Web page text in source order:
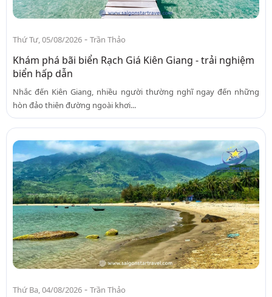
Thứ Tư, 05/08/2026 - Trần Thảo
Khám phá bãi biển Rạch Giá Kiên Giang - trải nghiệm
biển hấp dẫn
Nhắc đến Kiên Giang, nhiều người thường nghĩ ngay đến những
hòn đảo thiên đường ngoài khơi...
Thứ Ba, 04/08/2026 - Trần Thảo